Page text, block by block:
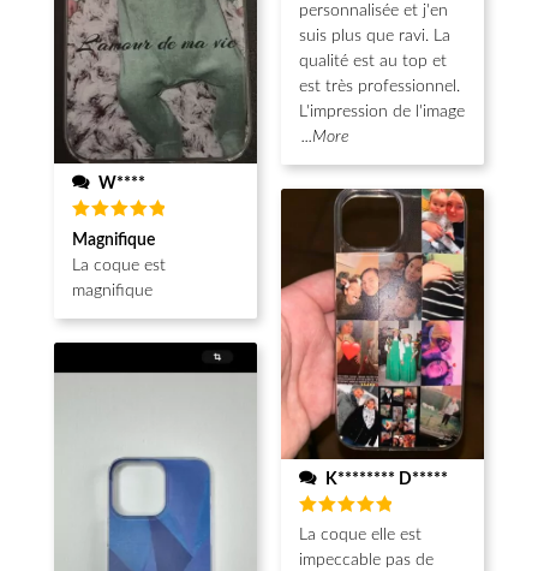
W****
Note5
sur 5
Magnifique
La coque est
magnifique
personnalisée et j'en
suis plus que ravi. La
qualité est au top et
est très professionnel.
L'impression de l'image
...More
K******** D*****
Note5
sur 5
La coque elle est
impeccable pas de